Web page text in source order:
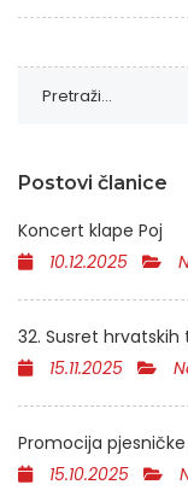
Postovi članice
Koncert klape Poj
10.12.2025
32. Susret
15.11.2025
Promocija
15.10.2025